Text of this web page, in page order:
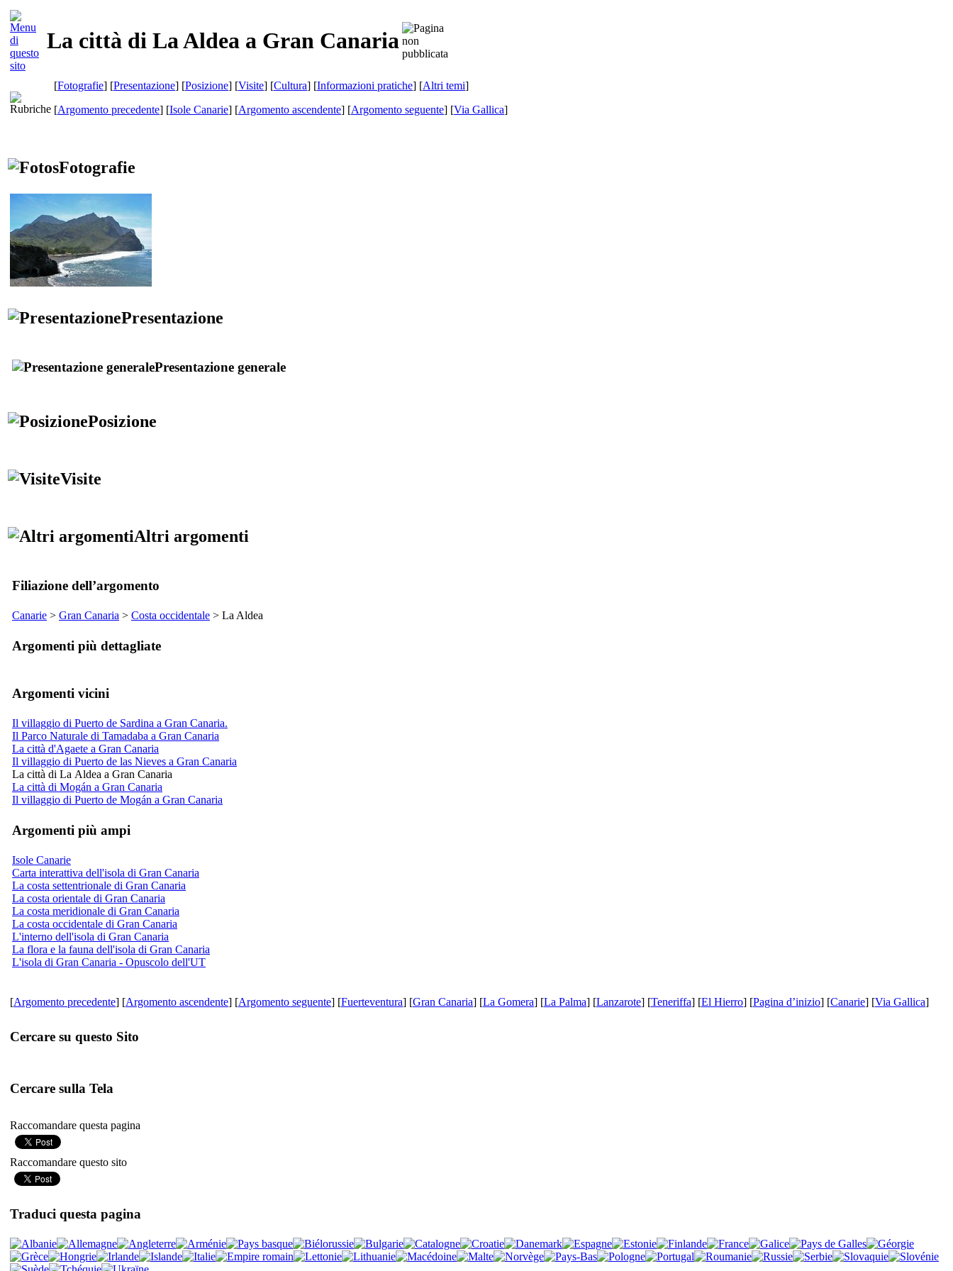
La città di La Aldea a Gran Canaria
[Fotografie] [Presentazione] [Posizione] [Visite] [Cultura] [Informazioni pratiche] [Altri temi]
[Argomento precedente] [Isole Canarie] [Argomento ascendente] [Argomento seguente] [Via Gallica]
Fotografie
Presentazione
Presentazione generale
Posizione
Visite
Altri argomenti
Filiazione dell’argomento
Canarie > Gran Canaria > Costa occidentale > La Aldea
Argomenti più dettagliate
Argomenti vicini
Il villaggio di Puerto de Sardina a Gran Canaria.
Il Parco Naturale di Tamadaba a Gran Canaria
La città d'Agaete a Gran Canaria
Il villaggio di Puerto de las Nieves a Gran Canaria
La città di La Aldea a Gran Canaria
La città di Mogán a Gran Canaria
Il villaggio di Puerto de Mogán a Gran Canaria
Argomenti più ampi
Isole Canarie
Carta interattiva dell'isola di Gran Canaria
La costa settentrionale di Gran Canaria
La costa orientale di Gran Canaria
La costa meridionale di Gran Canaria
La costa occidentale di Gran Canaria
L'interno dell'isola di Gran Canaria
La flora e la fauna dell'isola di Gran Canaria
L'isola di Gran Canaria - Opuscolo dell'UT
[Argomento precedente] [Argomento ascendente] [Argomento seguente] [Fuerteventura] [Gran Canaria] [La Gomera] [La Palma] [Lanzarote] [Teneriffa] [El Hierro] [Pagina d’inizio] [Canarie] [Via Gallica]
Cercare su questo Sito
Cercare sulla Tela
Raccomandare questa pagina
Raccomandare questo sito
Traduci questa pagina